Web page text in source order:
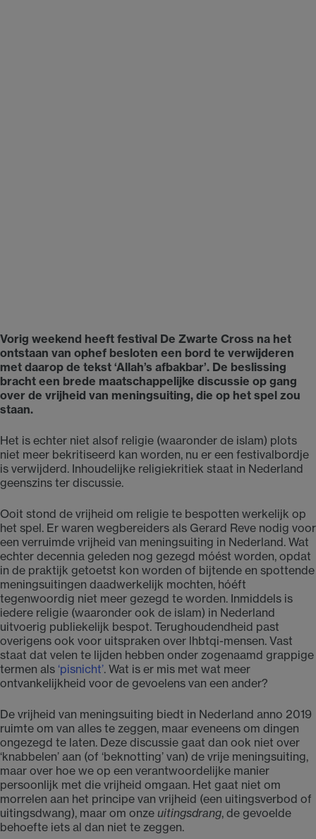
Vorig weekend heeft festival De Zwarte Cross na het
ontstaan van ophef besloten een bord te verwijderen
met daarop de tekst ‘Allah’s afbakbar’. De beslissing
bracht een brede maatschappelijke discussie op gang
over de vrijheid van meningsuiting, die op het spel zou
staan.
Het is echter niet alsof religie (waaronder de islam) plots
niet meer bekritiseerd kan worden, nu er een festivalbordje
is verwijderd. Inhoudelijke religiekritiek staat in Nederland
geenszins ter discussie.
Ooit stond de vrijheid om religie te bespotten werkelijk op
het spel. Er waren wegbereiders als Gerard Reve nodig voor
een verruimde vrijheid van meningsuiting in Nederland. Wat
echter decennia geleden nog gezegd móést worden, opdat
in de praktijk getoetst kon worden of bijtende en spottende
meningsuitingen daadwerkelijk mochten, hóéft
tegenwoordig niet meer gezegd te worden. Inmiddels is
iedere religie (waaronder ook de islam) in Nederland
uitvoerig publiekelijk bespot. Terughoudendheid past
overigens ook voor uitspraken over lhbtqi-mensen. Vast
staat dat velen te lijden hebben onder zogenaamd grappige
termen als ‘pisnicht’. Wat is er mis met wat meer
ontvankelijkheid voor de gevoelens van een ander?
De vrijheid van meningsuiting biedt in Nederland anno 2019
ruimte om van alles te zeggen, maar eveneens om dingen
ongezegd te laten. Deze discussie gaat dan ook niet over
‘knabbelen’ aan (of ‘beknotting’ van) de vrije meningsuiting,
maar over hoe we op een verantwoordelijke manier
persoonlijk met die vrijheid omgaan. Het gaat niet om
morrelen aan het principe van vrijheid (een uitingsverbod of
uitingsdwang), maar om onze uitingsdrang, de gevoelde
behoefte iets al dan niet te zeggen.